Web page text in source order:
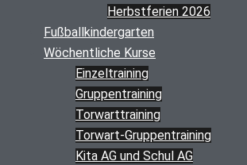
Herbstferien 2026
Fußballkindergarten
Wöchentliche Kurse
Einzeltraining
Gruppentraining
Torwarttraining
Torwart-Gruppentraining
Kita AG und Schul AG